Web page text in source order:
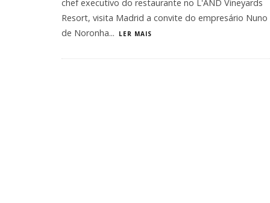
chef executivo do restaurante no L'AND Vineyards
Resort, visita Madrid a convite do empresário Nuno
de Noronha... LER MAIS